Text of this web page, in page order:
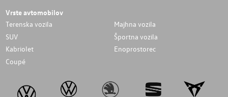
Vrste avtomobilov
Terenska vozila
Majhna vozila
SUV
Športna vozila
Kabriolet
Enoprostorec
Coupé